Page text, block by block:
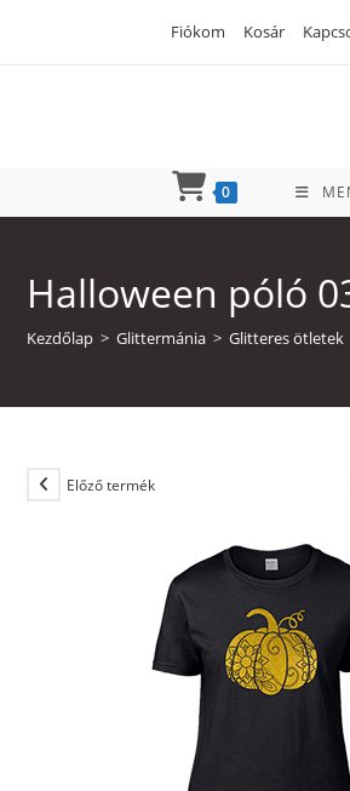
Fiókom Kosár
0
Halloween póló
Kezdőlap > Glittermánia > Glitteres ötletek
Előző termék